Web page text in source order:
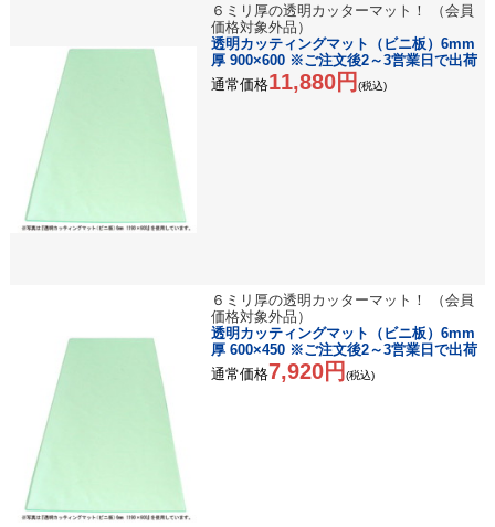
６ミリ厚の透明カッターマット！ （会員
価格対象外品）
透明カッティングマット（ビニ板）6mm
厚 900×600 ※ご注文後2～3営業日で出荷
通常価格11,880円 (税込)
６ミリ厚の透明カッターマット！ （会員
価格対象外品）
透明カッティングマット（ビニ板）6mm
厚 600×450 ※ご注文後2～3営業日で出荷
通常価格7,920円 (税込)